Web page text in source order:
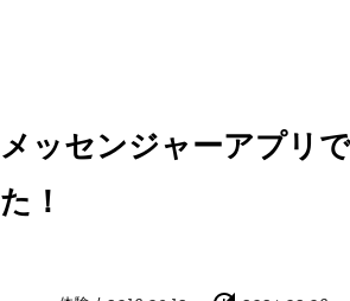
メッセンジャーアプリ
た！